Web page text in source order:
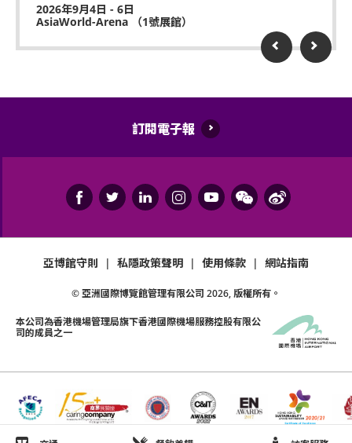
2026年9月4日 - 6日
AsiaWorld-Arena （1號展館）
訂閱電子報
亞博館守則 | 私隱政策聲明 | 使用條款 | 網站指南
© 亞洲國際博覽館管理有限公司 2026, 版權所有。
本公司為香港機場管理局旗下香港國際機場服務控股有限公
司的成員之一